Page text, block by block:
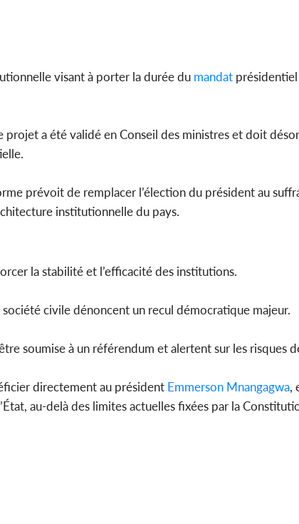
visant à porter la durée du mandat
a été validé en Conseil des ministres et doit
prévoit de remplacer l’élection du président au
institutionnelle du pays.
la stabilité et l’efficacité des institutions.
civile dénoncent un recul démocratique majeur.
soumise à un référendum et alertent sur les risques
directement au président Emmerson Mnangagwa,
au-delà des limites actuelles fixées par la